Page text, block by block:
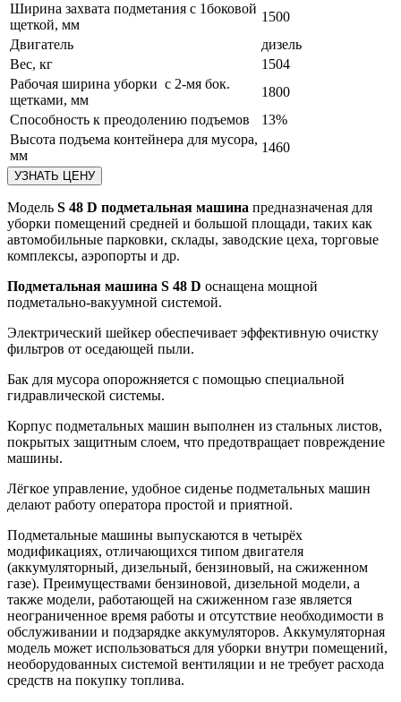
Ширина захвата подметания с 1боковой
щеткой, мм
1500
Двигатель
дизель
Вес, кг
1504
Рабочая ширина уборки с 2-мя бок.
щетками, мм
1800
Способность к преодолению подъемов
13%
Высота подъема контейнера для мусора,
мм
1460
Модель S 48 D подметальная машина предназначеная для
уборки помещений средней и большой площади, таких как
автомобильные парковки, склады, заводские цеха, торговые
комплексы, аэропорты и др.
Подметальная машина S 48 D оснащена мощной
подметально-вакуумной системой.
Электрический шейкер обеспечивает эффективную очистку
фильтров от оседающей пыли.
Бак для мусора опорожняется с помощью специальной
гидравлической системы.
Корпус подметальных машин выполнен из стальных листов,
покрытых защитным слоем, что предотвращает повреждение
машины.
Лёгкое управление, удобное сиденье подметальных машин
делают работу оператора простой и приятной.
Подметальные машины выпускаются в четырёх
модификациях, отличающихся типом двигателя
(аккумуляторный, дизельный, бензиновый, на сжиженном
газе). Преимуществами бензиновой, дизельной модели, а
также модели, работающей на сжиженном газе является
неограниченное время работы и отсутствие необходимости в
обслуживании и подзарядке аккумуляторов. Аккумуляторная
модель может использоваться для уборки внутри помещений,
необорудованных системой вентиляции и не требует расхода
средств на покупку топлива.